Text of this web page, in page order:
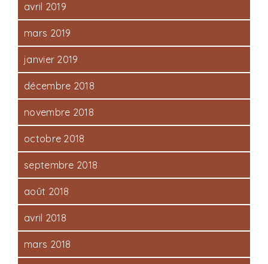
avril 2019
mars 2019
janvier 2019
décembre 2018
novembre 2018
octobre 2018
septembre 2018
août 2018
avril 2018
mars 2018